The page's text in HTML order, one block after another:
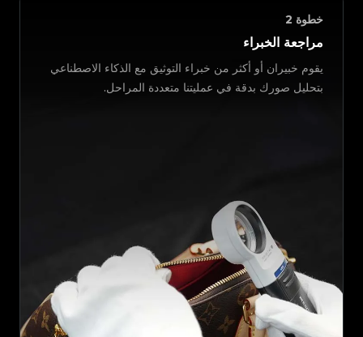
خطوة 2
مراجعة الخبراء
يقوم خبيران أو أكثر من خبراء التوثيق مع الذكاء الاصطناعي
بتحليل صورك بدقة في عمليتنا متعددة المراحل.